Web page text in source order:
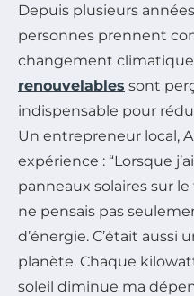
Depuis plusieurs
personnes prennent
changement
renouvelables sont
indispensable pour
Un entrepreneur local,
expérience : “Lorsque
panneaux solaires sur
ne pensais pas
d’énergie. C’était aussi
planète. Chaque
soleil diminue ma